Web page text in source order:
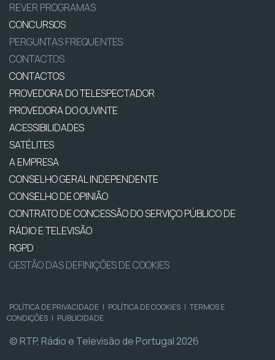
REVER PROGRAMAS
CONCURSOS
PERGUNTAS FREQUENTES
CONTACTOS
CONTACTOS
PROVEDORA DO TELESPECTADOR
PROVEDORA DO OUVINTE
ACESSIBILIDADES
SATÉLITES
A EMPRESA
CONSELHO GERAL INDEPENDENTE
CONSELHO DE OPINIÃO
CONTRATO DE CONCESSÃO DO SERVIÇO PÚBLICO DE
RÁDIO E TELEVISÃO
RGPD
GESTÃO DAS DEFINIÇÕES DE COOKIES
POLÍTICA DE PRIVACIDADE | POLÍTICA DE COOKIES | TERMOS E
CONDIÇÕES | PUBLICIDADE
© RTP, Rádio e Televisão de Portugal 2026